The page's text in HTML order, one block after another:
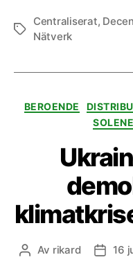
Etiketter
Centraliserat,
Nätverk
BEROENDE
Inläggsförfattare
Av rikard 16